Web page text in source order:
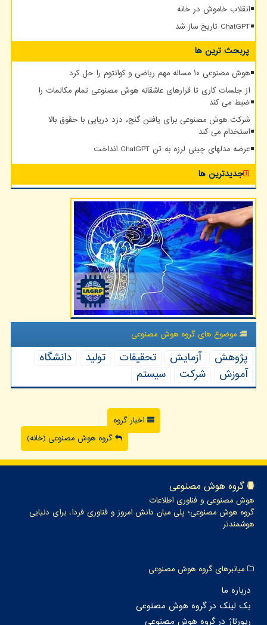
انقلاب خاموش در خانه
ChatGPT تاریخ ساز شد
پربحث ترین ها
هوش مصنوعی ۱۰ مساله مهم ریاضی و کوانتوم را حل کرد
از جلسات کاری تا قرارهای عاشقانه هوش مصنوعی تمام مکالمات را
ضبط می کند
شرکت هوش مصنوعی برای یافتن گنج، دزد دریایی با حقوق بالا
استخدام می کند
عرضه مدلهای چینی لرزه به تن ChatGPT انداخت
جدیدترین ها
موضوع های گروه هوش مصنوعی
پژوهش آزمایش تحقیقات تولید
دانشگاه
آموزش
شركت سیستم
اخبار گروه
گروه هوش مصنوعی (خانه)
گروه هوش مصنوعی
هوش مصنوعی و فناوری اطلاعات
گروه هوش مصنوعی؛ پلی میان دانش امروز و فناوری فردا، برای دنیایی
هوشمندتر
میانبرهای گروه هوش مصنوعی
درباره ما
بک لینک در گروه هوش مصنوعی
رپورتاژ در گروه هوش مصنوعی